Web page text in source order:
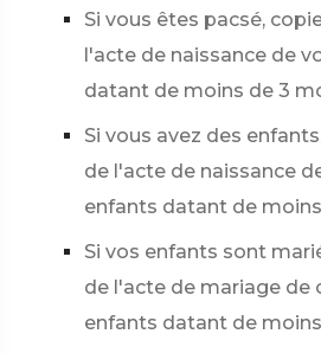
Si vous êtes pacsé,
l'acte de naissance de
datant de moins de 3
Si vous avez des
de l'acte de naissance
enfants datant de
Si vos enfants sont
de l'acte de mariage de
enfants datant de